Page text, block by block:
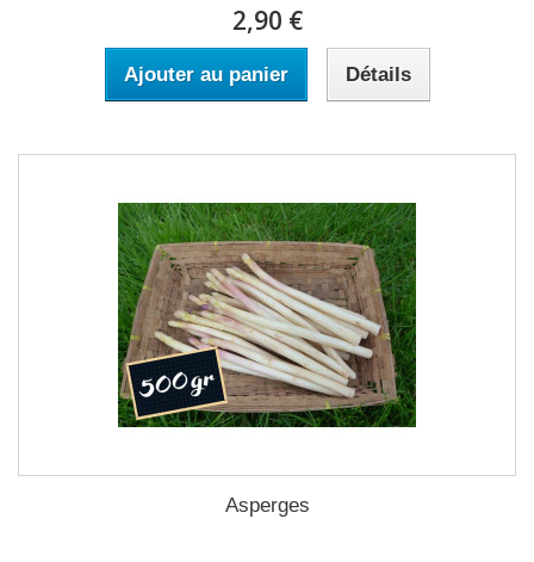
2,90 €
Ajouter au panier Détails
Asperges